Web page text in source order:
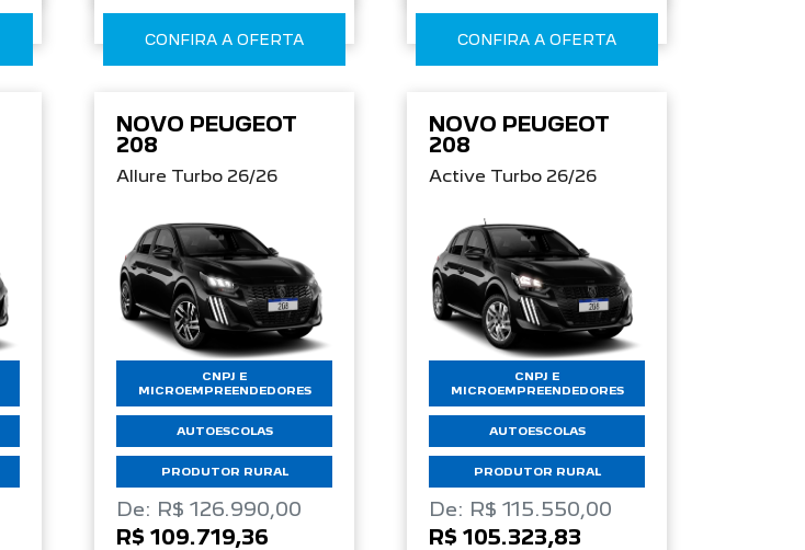
CONFIRA A OFERTA CONFIRA A OFERTA
NOVO PEUGEOT
208
Allure Turbo 26/26
CNPJ E
MICROEMPREENDEDORES
AUTOESCOLAS
PRODUTOR RURAL
De: R$ 126.990,00
R$ 109.719,36
NOVO PEUGEOT
208
Active Turbo 26/26
CNPJ E
MICROEMPREENDEDORES
AUTOESCOLAS
PRODUTOR RURAL
De: R$ 115.550,00
R$ 105.323,83